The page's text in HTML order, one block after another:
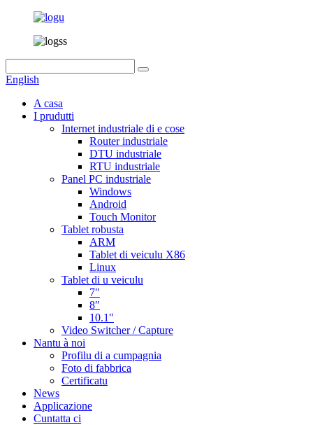
English
A casa
I prudutti
Internet industriale di e cose
Router industriale
DTU industriale
RTU industriale
Panel PC industriale
Windows
Android
Touch Monitor
Tablet robusta
ARM
Tablet di veiculu X86
Linux
Tablet di u veiculu
7″
8″
10.1″
Video Switcher / Capture
Nantu à noi
Profilu di a cumpagnia
Foto di fabbrica
Certificatu
News
Applicazione
Cuntatta ci